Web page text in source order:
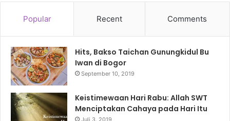
Popular Recent Comments
Hits, Bakso Taichan Gunungkidul Bu
Iwan di Bogor
September 10, 2019
Keistimewaan Hari Rabu: Allah SWT
Menciptakan Cahaya pada Hari Itu
Juli 3, 2019